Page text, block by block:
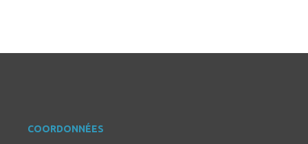
COORDONNÉES